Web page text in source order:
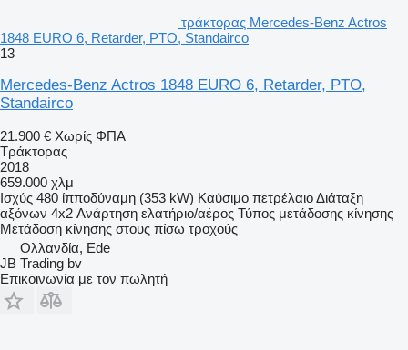
τράκτορας Mercedes-Benz Actros
1848 EURO 6, Retarder, PTO, Standairco
13
Mercedes-Benz Actros 1848 EURO 6, Retarder, PTO,
Standairco
21.900 € Χωρίς ΦΠΑ
Τράκτορας
2018
659.000 χλμ
Ισχύς 480 ίπποδύναμη (353 kW) Καύσιμο πετρέλαιοΔιάταξη
αξόνων 4x2 Ανάρτηση ελατήριο/αέρος Τύπος μετάδοσης κίνησης
Μετάδοση κίνησης στους πίσω τροχούς
Ολλανδία, Ede
JB Trading bv
Επικοινωνία με τον πωλητή